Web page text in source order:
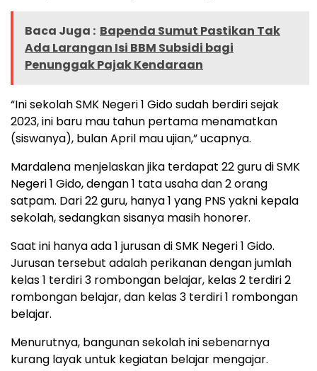
Baca Juga : Bapenda Sumut Pastikan Tak
Ada Larangan Isi BBM Subsidi bagi
Penunggak Pajak Kendaraan
“Ini sekolah SMK Negeri 1 Gido sudah berdiri sejak
2023, ini baru mau tahun pertama menamatkan
(siswanya), bulan April mau ujian,” ucapnya.
Mardalena menjelaskan jika terdapat 22 guru di SMK
Negeri 1 Gido, dengan 1 tata usaha dan 2 orang
satpam. Dari 22 guru, hanya 1 yang PNS yakni kepala
sekolah, sedangkan sisanya masih honorer.
Saat ini hanya ada 1 jurusan di SMK Negeri 1 Gido.
Jurusan tersebut adalah perikanan dengan jumlah
kelas 1 terdiri 3 rombongan belajar, kelas 2 terdiri 2
rombongan belajar, dan kelas 3 terdiri 1 rombongan
belajar.
Menurutnya, bangunan sekolah ini sebenarnya
kurang layak untuk kegiatan belajar mengajar.